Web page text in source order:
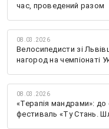
час, проведений разом
08.03.2026
Велосипедисти зі
нагород на чемпіонаті
08.03.2026
«Терапія мандрами»: до
фестиваль «Ту Стань.